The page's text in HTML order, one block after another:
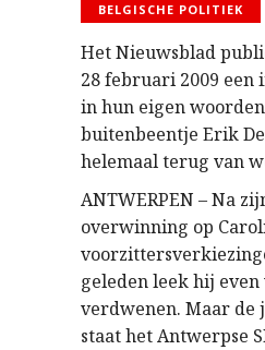
BELGISCHE POLITIEK
Het Nieuwsblad
28 februari 2009 een
in hun eigen woorden
buitenbeentje Erik
helemaal terug van
ANTWERPEN – Na
overwinning op
geleden leek hij
verdwenen. Maar de
staat het Antwerpse